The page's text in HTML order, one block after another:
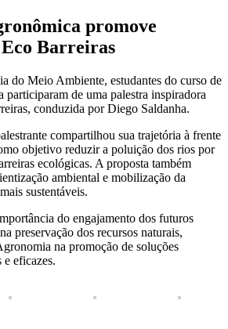
promove
Barreiras
do Meio Ambiente, estudantes do curso de
de uma palestra inspiradora
conduzida por Diego Saldanha.
compartilhou sua trajetória à frente
objetivo reduzir a poluição dos rios por
ecológicas. A proposta também
ambiental e mobilização da
sustentáveis.
do engajamento dos futuros
preservação dos recursos naturais,
na promoção de soluções
e eficazes.